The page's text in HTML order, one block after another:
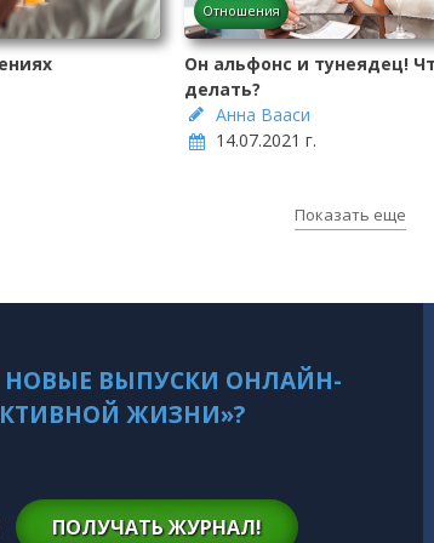
Отношения
Он альфонс и тунеядец!
делать?
Анна Вааси
14.07.2021 г.
Показать еще
НОВЫЕ ВЫПУСКИ ОНЛАЙН-
ЖИЗНИ»?
ПОЛУЧАТЬ ЖУРНАЛ!